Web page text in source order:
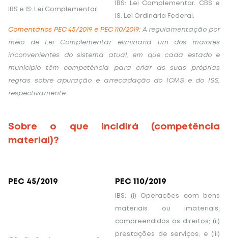
IBS e IS: Lei Complementar.
IBS: Lei Complementar. CBS e
IS: Lei Ordinária Federal.
Comentários PEC 45/2019 e PEC 110/2019: A regulamentação por
meio de Lei Complementar eliminaria um dos maiores
inconvenientes do sistema atual, em que cada estado e
município têm competência para criar as suas próprias
regras sobre apuração e arrecadação do ICMS e do ISS,
respectivamente.
Sobre o que incidirá (competência
material)?
PEC 45/2019 PEC 110/2019
IBS: (i) Operações com bens
materiais ou imateriais,
compreendidos os direitos; (ii)
prestações de serviços; e (iii)